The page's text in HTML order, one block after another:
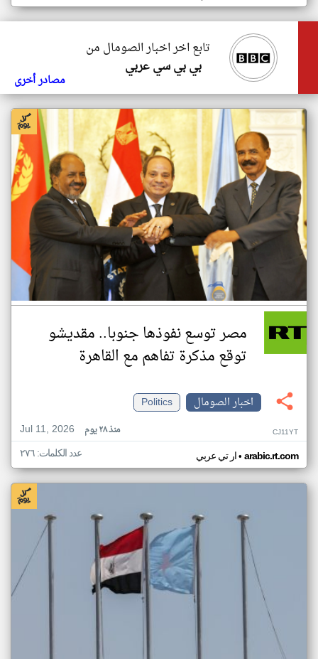
تابع اخر اخبار الصومال من
بي بي سي عربي
مصادر أخرى
مصر توسع نفوذها جنوبا.. مقديشو
توقع مذكرة تفاهم مع القاهرة
اخبار الصومال
Politics
Jul 11, 2026
منذ ٢٨ يوم CJ11YT
ار تي عربي• arabic.rt.com عدد الكلمات: ٢٧٦